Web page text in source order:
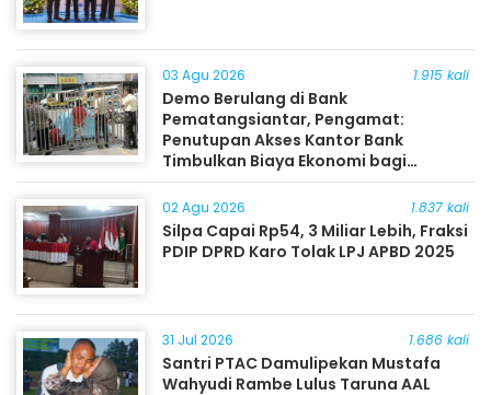
03 Agu 2026 1.915 kali
Demo Berulang di Bank
Pematangsiantar, Pengamat:
Penutupan Akses Kantor Bank
Timbulkan Biaya Ekonomi bagi
Masyarakat
02 Agu 2026 1.837 kali
Silpa Capai Rp54, 3 Miliar Lebih, Fraksi
PDIP DPRD Karo Tolak LPJ APBD 2025
31 Jul 2026 1.686 kali
Santri PTAC Damulipekan Mustafa
Wahyudi Rambe Lulus Taruna AAL